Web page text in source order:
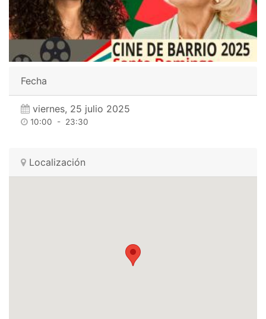
Fecha
viernes, 25 julio 2025
10:00 - 23:30
Localización